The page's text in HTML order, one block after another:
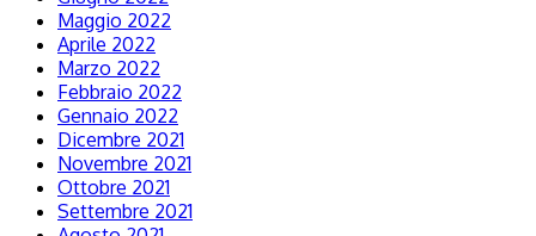
Maggio 2022
Aprile 2022
Marzo 2022
Febbraio 2022
Gennaio 2022
Dicembre 2021
Novembre 2021
Ottobre 2021
Settembre 2021